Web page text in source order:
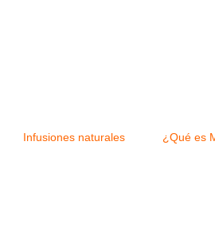
Infusiones naturales ¿Qué es